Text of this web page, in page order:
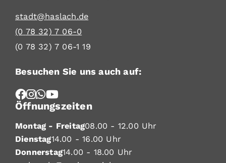
stadt@haslach.de
(0 78 32) 7 06-0
(0 78 32) 7 06-1 19
Besuchen Sie uns auch auf:
Öffnungszeiten
Montag - Freitag08.00 - 12.00 Uhr
Dienstag14.00 - 16.00 Uhr
Donnerstag14.00 - 18.00 Uhr